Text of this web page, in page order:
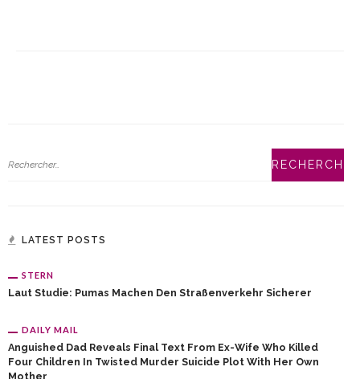
LATEST POSTS
STERN
Laut Studie: Pumas Machen Den Straßenverkehr Sicherer
DAILY MAIL
Anguished Dad Reveals Final Text From Ex-Wife Who Killed
Four Children In Twisted Murder Suicide Plot With Her Own
Mother